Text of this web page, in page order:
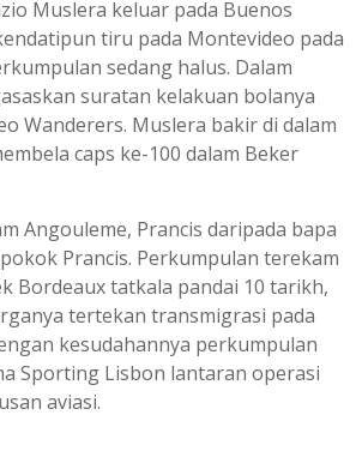
Muslera keluar pada Buenos
tiru pada Montevideo pada
sedang halus. Dalam
suratan kelakuan bolanya
Wanderers. Muslera bakir di dalam
caps ke-100 dalam Beker
Angouleme, Prancis daripada bapa
Prancis. Perkumpulan terekam
Bordeaux tatkala pandai 10 tarikh,
tertekan transmigrasi pada
kesudahannya perkumpulan
Sporting Lisbon lantaran operasi
aviasi.